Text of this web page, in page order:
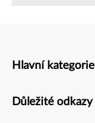
Zápatí
Hlavní kategorie
Důležité odkazy